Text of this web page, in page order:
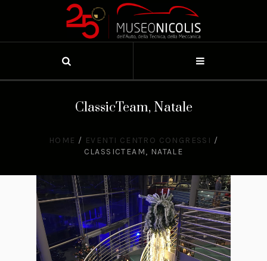
ClassicTeam, Natale
HOME / EVENTI CENTRO CONGRESSI /
CLASSICTEAM, NATALE